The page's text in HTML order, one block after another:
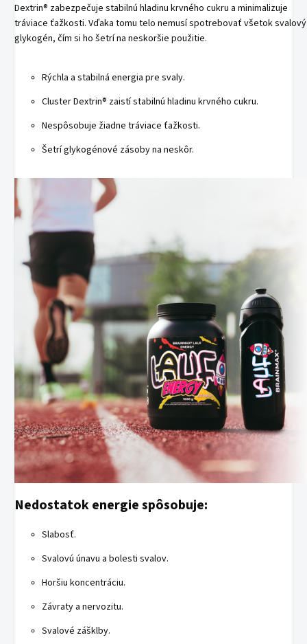
Dextrin® zabezpečuje stabilnú hladinu krvného cukru a minimalizuje
tráviace ťažkosti. Vďaka tomu telo nemusí spotrebovať všetok svalový
glykogén, čím si ho šetrí na neskoršie použitie.
Rýchla a stabilná energia pre svaly.
Cluster Dextrin® zaistí stabilnú hladinu krvného cukru.
Nespôsobuje žiadne tráviace ťažkosti.
Šetrí glykogénové zásoby na neskôr.
Nedostatok energie spôsobuje:
Slabosť.
Svalovú únavu a bolesti svalov.
Horšiu koncentráciu.
Závraty a nervozitu.
Svalové zášklby.